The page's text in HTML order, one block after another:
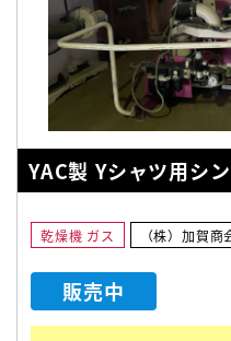
YAC製 Yシャツ用シ
乾燥機 ガス （株）加賀商
販売中